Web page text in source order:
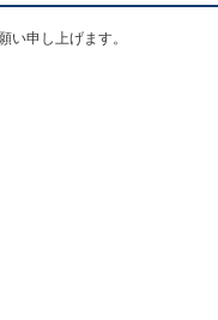
い申し上げます。